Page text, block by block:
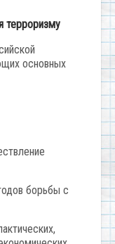
терроризму
основных
борьбы с